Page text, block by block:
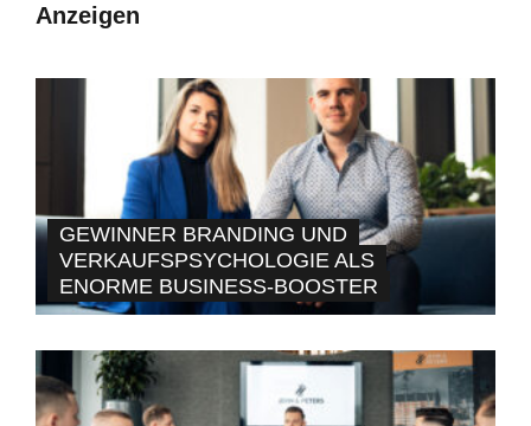
Anzeigen
GEWINNER BRANDING UND
VERKAUFSPSYCHOLOGIE ALS
ENORME BUSINESS-BOOSTER